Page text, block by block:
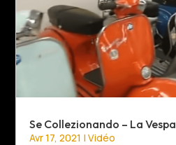
Se Collezionando – La Vespa
Avr 17, 2021 |Vidéo